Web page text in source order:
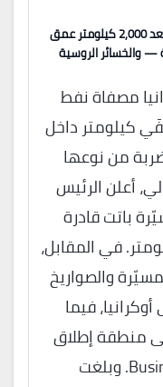
أوكرانيا تضرب مصفاة نفط تيومين على بُعد 2,000 كيلومتر عمق
— والخسائر الروسية
أوكرانيا مصفاة نفط
كيلومتر داخل
من نوعها
أعلن الرئيس
باتت قادرة
في المقابل،
والصواريخ
فيما
منطقة إطلاق
النار وفق ما أفادت Business Insider. وبلغت